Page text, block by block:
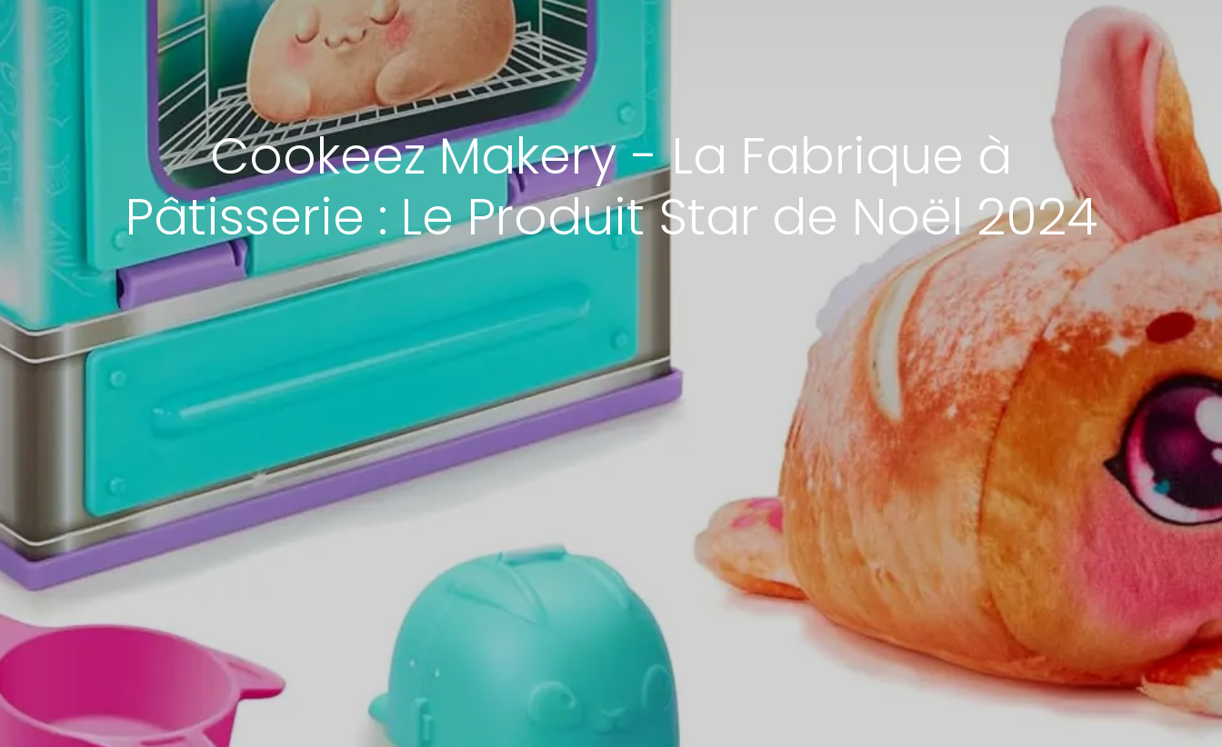
Cookeez Makery - La Fabrique à
Pâtisserie : Le Produit Star de Noël 2024